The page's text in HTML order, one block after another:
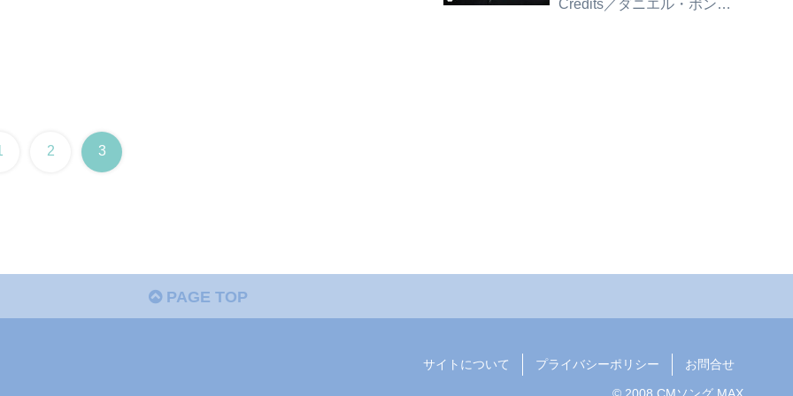
2 3
Credits／ダニエル・ポンダ
PAGE TOP
サイトについて プライバシーポリシー お問合せ
© 2008 CMソング MAX.